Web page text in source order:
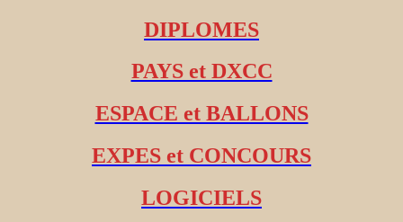
DIPLOMES
PAYS et DXCC
ESPACE et BALLONS
EXPES et CONCOURS
LOGICIELS